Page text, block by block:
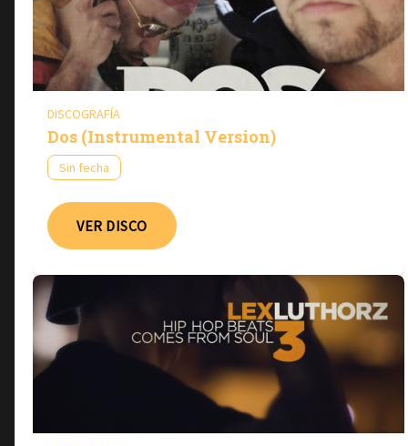
DISCOGRAFÍA
Dos (Instrumental Version)
Sin fecha
VER DISCO